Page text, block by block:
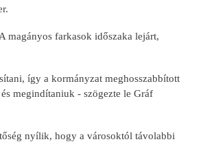
magányos farkasok időszaka lejárt,
így a kormányzat meghosszabbított
megindítaniuk - szögezte le Gráf
nyílik, hogy a városoktól távolabbi